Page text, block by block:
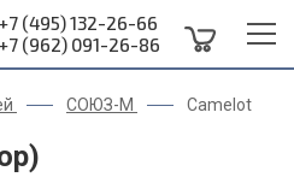
+7 (495) 132-26-66
+7 (962) 091-26-86
СОЮЗ-М Camelot